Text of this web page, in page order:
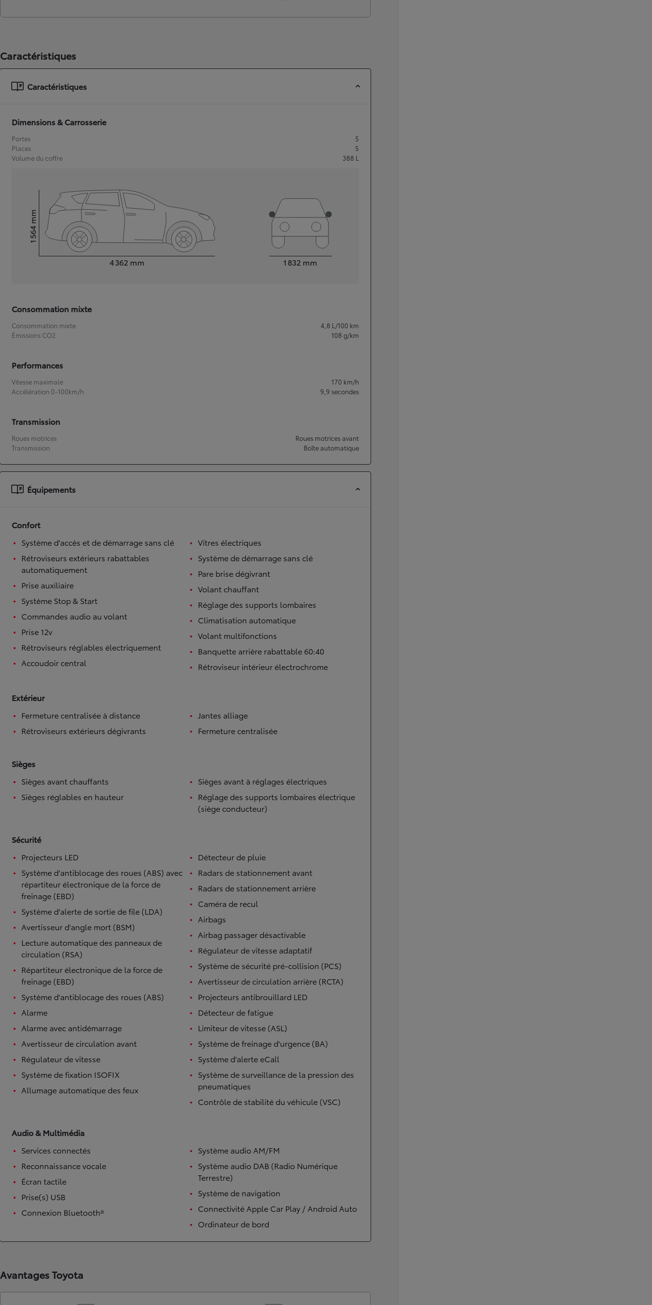
À partir de 19 700 €
Nouvelle Yaris Cross
HYBRIDE
HYBRIDE OU HYBRIDE RECHARGEABLE
Caractéristiques
Caractéristiques
Dimensions & Carrosserie
Portes
5
Places
5
Volume du coffre
388 L
4 362 mm
Hauteur1 564
mm
1 832 mm
Consommation mixte
Consommation mixte 4,8 L/100 km
Émissions CO2
108 g/km
Performances
Vitesse maximale 170 km/h
Accélération 0-100km/h
9,9 secondes
Transmission
Roues motrices
Roues motrices avant
Transmission
Boîte automatique
Équipements
Confort
Système d'accès et de démarrage sans clé
Rétroviseurs extérieurs rabattables
automatiquement
Prise auxiliaire
Système Stop & Start
Commandes audio au volant
Prise 12v
Rétroviseurs réglables électriquement
Accoudoir central
Vitres électriques
Système de démarrage sans clé
Pare brise dégivrant
Volant chauffant
Réglage des supports lombaires
Climatisation automatique
Volant multifonctions
Banquette arrière rabattable 60:40
Rétroviseur intérieur électrochrome
Extérieur
Fermeture centralisée à distance
Rétroviseurs extérieurs dégivrants
Jantes alliage
Fermeture centralisée
Sièges
Sièges avant chauffants
Sièges réglables en hauteur
Sièges avant à réglages électriques
Réglage des supports lombaires électrique
(siège conducteur)
Sécurité
Projecteurs LED
Système d'antiblocage des roues (ABS) avec
répartiteur électronique de la force de
freinage (EBD)
Système d'alerte de sortie de file (LDA)
Avertisseur d'angle mort (BSM)
Lecture automatique des panneaux de
circulation (RSA)
Répartiteur électronique de la force de
freinage (EBD)
Système d'antiblocage des roues (ABS)
Alarme
Alarme avec antidémarrage
Avertisseur de circulation avant
Régulateur de vitesse
Système de fixation ISOFIX
Allumage automatique des feux
Détecteur de pluie
Radars de stationnement avant
Radars de stationnement arrière
Caméra de recul
Airbags
Airbag passager désactivable
Régulateur de vitesse adaptatif
Système de sécurité pré-collision (PCS)
Avertisseur de circulation arrière (RCTA)
Projecteurs antibrouillard LED
Détecteur de fatigue
Limiteur de vitesse (ASL)
Système de freinage d'urgence (BA)
Système d'alerte eCall
Système de surveillance de la pression des
pneumatiques
Contrôle de stabilité du véhicule (VSC)
Audio & Multimédia
Services connectés
Reconnaissance vocale
Écran tactile
Prise(s) USB
Connexion Bluetooth®
Système audio AM/FM
Système audio DAB (Radio Numérique
Terrestre)
Système de navigation
Connectivité Apple Car Play / Android Auto
Ordinateur de bord
Avantages Toyota